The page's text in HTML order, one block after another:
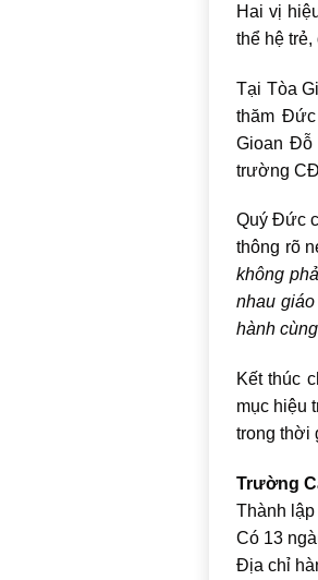
Hai vị
thể hệ
Tại Tòa
thăm
Gioan Đỗ
trường
Quý Đức
thông rõ
không
nhau giáo
hành
Kết thúc
mục hiệu
trong thời
Trường
Thành lập
Có 13
Địa chỉ